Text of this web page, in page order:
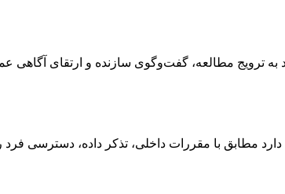
به ترویج مطالعه، گفت‌وگوی سازنده و ارتقای
مطابق با مقررات داخلی، تذکر داده، دسترسی فرد